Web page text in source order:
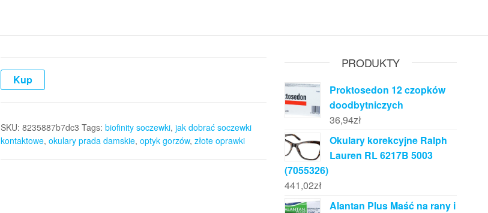
Kup
SKU: 8235887b7dc3 Tags: biofinity soczewki, jak dobrać soczewki
kontaktowe, okulary prada damskie, optyk gorzów, złote oprawki
PRODUKTY
Proktosedon 12 czopków
doodbytniczych
36,94zł
Okulary korekcyjne Ralph
Lauren RL 6217B 5003
(7055326)
441,02zł
Alantan Plus Maść na rany i